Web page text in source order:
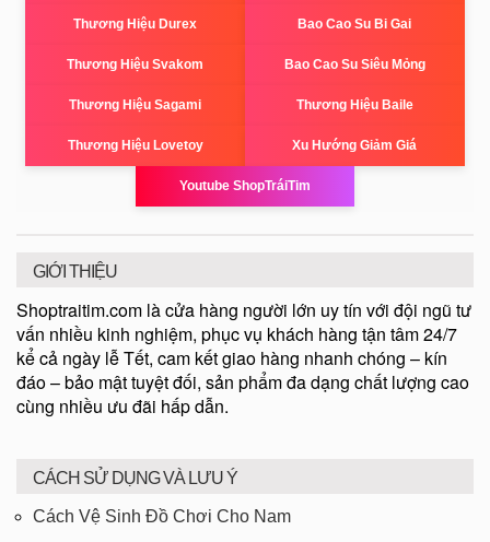
Thương Hiệu Durex Bao Cao Su Bi Gai
Thương Hiệu Svakom Bao Cao Su Siêu Mỏng
Thương Hiệu Sagami Thương Hiệu Baile
Thương Hiệu Lovetoy Xu Hướng Giảm Giá
Youtube ShopTráiTim
GIỚI THIỆU
Shoptraitim.com là cửa hàng người lớn uy tín với đội ngũ tư
vấn nhiều kinh nghiệm, phục vụ khách hàng tận tâm 24/7
kể cả ngày lễ Tết, cam kết giao hàng nhanh chóng – kín
đáo – bảo mật tuyệt đối, sản phẩm đa dạng chất lượng cao
cùng nhiều ưu đãi hấp dẫn.
CÁCH SỬ DỤNG VÀ LƯU Ý
Cách Vệ Sinh Đồ Chơi Cho Nam